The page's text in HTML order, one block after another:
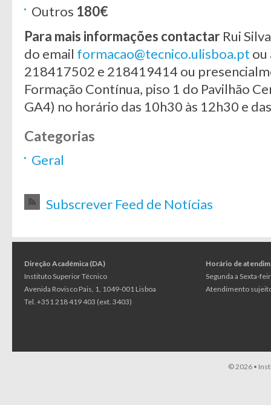
Outros 180€
Para mais informações contactar Rui
do email formacao@tecnico.ulisboa.pt ou
218417502 e 218419414 ou
Formação Contínua, piso 1 do Pavilhão
GA4) no horário das 10h30 às 12h30 e
Categorias
Geral
Subscrever Feed de Notícias
Direção Académica (DA)
Instituto Superior Técnico
Avenida Rovisco Pais, 1, 1049-001 Lisboa
Tel. +351 218 419 403 (ext. 3403)
Horário de
Segunda a Sexta-
Atendimento
© 2026 •